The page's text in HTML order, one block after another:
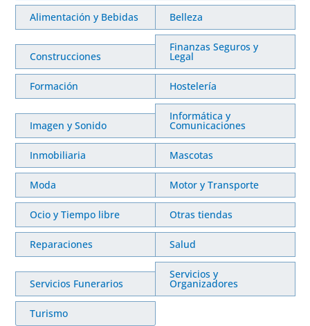
Alimentación y Bebidas Belleza
Construcciones
Finanzas Seguros y
Legal
Formación Hostelería
Imagen y Sonido
Informática y
Comunicaciones
Inmobiliaria Mascotas
Moda Motor y Transporte
Ocio y Tiempo libre Otras tiendas
Reparaciones Salud
Servicios Funerarios
Servicios y
Organizadores
Turismo